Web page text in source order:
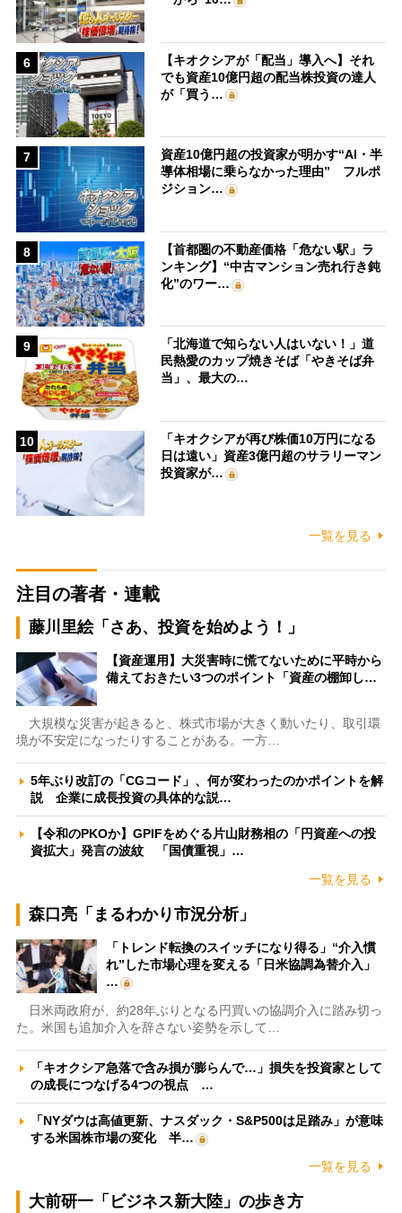
6
【キオクシアが「配当」導入へ】それ
でも資産10億円超の配当株投資の達人
が「買う…
7
資産10億円超の投資家が明かす“AI・半
導体相場に乗らなかった理由” フルポ
ジション…
8
【首都圏の不動産価格「危ない駅」ラ
ンキング】“中古マンション売れ行き鈍
化”のワー…
9
「北海道で知らない人はいない！」道
民熱愛のカップ焼きそば「やきそば弁
当」、最大の…
10
「キオクシアが再び株価10万円になる
日は遠い」資産3億円超のサラリーマン
投資家が…
一覧を見る
注目の著者・連載
藤川里絵「さあ、投資を始めよう！」
【資産運用】大災害時に慌てないために平時から
備えておきたい3つのポイント「資産の棚卸し…
大規模な災害が起きると、株式市場が大きく動いたり、取引環
境が不安定になったりすることがある。一方…
5年ぶり改訂の「CGコード」、何が変わったのかポイントを解
説 企業に成長投資の具体的な説…
【令和のPKOか】GPIFをめぐる片山財務相の「円資産への投
資拡大」発言の波紋 「国債重視」…
一覧を見る
森口亮「まるわかり市況分析」
「トレンド転換のスイッチになり得る」“介入慣
れ”した市場心理を変える「日米協調為替介入」
…
日米両政府が、約28年ぶりとなる円買いの協調介入に踏み切っ
た。米国も追加介入を辞さない姿勢を示して…
「キオクシア急落で含み損が膨らんで…」損失を投資家として
の成長につなげる4つの視点 …
「NYダウは高値更新、ナスダック・S&P500は足踏み」が意味
する米国株市場の変化 半…
一覧を見る
大前研一「ビジネス新大陸」の歩き方